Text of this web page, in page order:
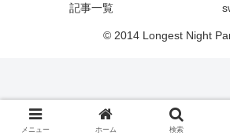
記事一覧
© 2014 Longest Night
メニュー ホーム 検索